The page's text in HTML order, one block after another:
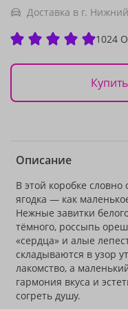
Доставка в г.
1024
Описание
В этой коробке
ягодка — как
Нежные завитки
тёмного, россыпь
«сердца» и алые
складываются в узор
лакомство, а
гармония вкуса и
согреть душу.